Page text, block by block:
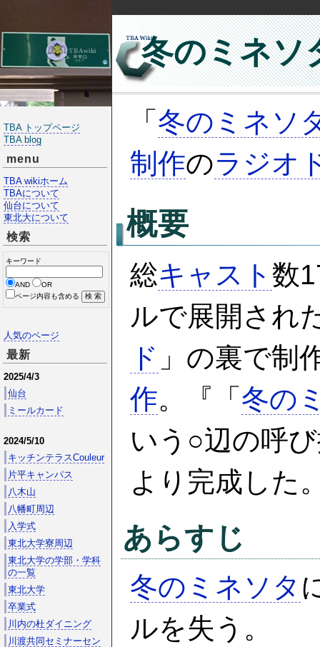
冬のミネソ
「 冬のミネソ
制作のラジオ
概要
総キャスト 数
ルで展開され
ド 」の裏で制
作。『「 冬の
いう○辺の呼
より完成した
あらすじ
冬のミネソタ
ルを失う。
TBA トップページ
TBA blog
menu
TBA wikiホーム
TBAについて
仙台について
東北大について
検索
キーワード
AND
OR
ページ内容も含める
人気のページ
最新
2025/4/3
仙台
ミールカード
2024/5/10
キッチンテラスCouleur
片平キャンパス
八木山
八幡町周辺
入学式
東北大学寮周辺
東北大学の学部・学科
の一覧
東北大学
卒業式
川内の杜ダイニング
川渡共同セミナーセン